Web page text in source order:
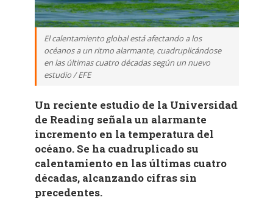
El calentamiento global está afectando a los
océanos a un ritmo alarmante, cuadruplicándose
en las últimas cuatro décadas según un nuevo
estudio / EFE
Un reciente estudio de la Universidad
de Reading señala un alarmante
incremento en la temperatura del
océano. Se ha cuadruplicado su
calentamiento en las últimas cuatro
décadas, alcanzando cifras sin
precedentes.